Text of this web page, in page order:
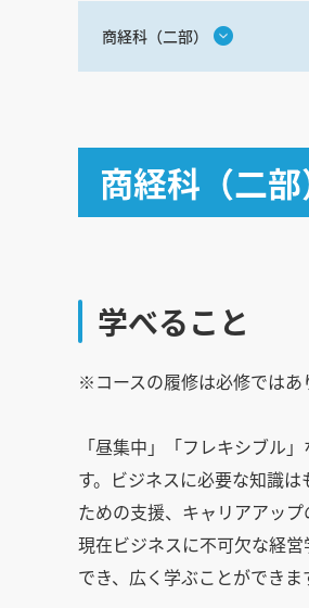
商経科（二部）
商経科（二部
学べること
※コースの履修は必修ではあ
「昼集中」「フレキシブル
す。ビジネスに必要な知識
ための支援、キャリアアッ
現在ビジネスに不可欠な経
でき、広く学ぶことができま